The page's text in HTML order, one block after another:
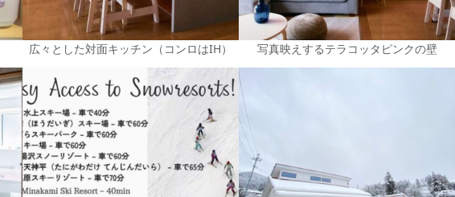
広々とした対面キッチン（コンロはIH） 写真映えするテラコッタピンクの壁